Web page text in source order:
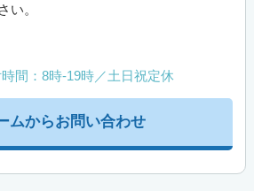
い。
ムからお問い合わせ